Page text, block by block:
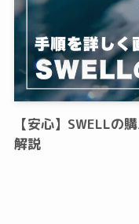
【安心】SWELLの
解説